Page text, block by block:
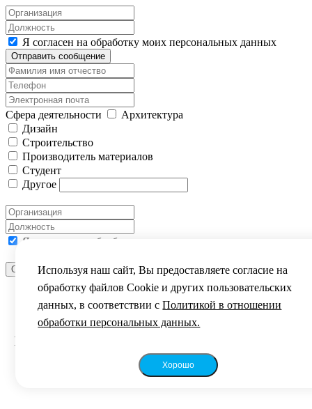
Я согласен на обработку моих персональных данных
Отправить сообщение
Сфера деятельности
Архитектура
Дизайн
Строительство
Производитель материалов
Студент
Другое
Я согласен на обработку моих персональных данных
Отправить сообщение
ВЫ УСПЕШНО ЗАРЕГИСТРИРОВАНЫ
Уважаемый посетитель!
Благодарим за интерес к фестивалю „Зодчество
2024“.
До встречи на фестивале!
Используя наш сайт, Вы предоставляете согласие на
обработку файлов Сookie и других пользовательских
данных, в соответствии сПолитикой в отношении
обработки персональных данных.
Хорошо